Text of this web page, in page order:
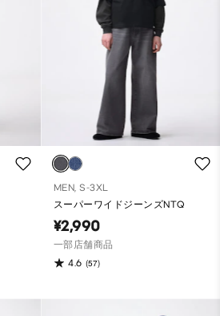
MEN, S-3XL
スーパーワイドジーンズNTQ
¥2,990
一部店舗商品
4.6 (57)